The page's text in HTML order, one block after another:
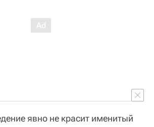
явно не красит именитый